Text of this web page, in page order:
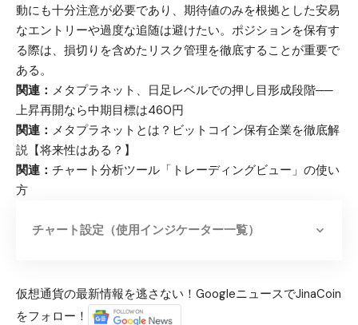
動にも十分注意が必要であり、期待値のみを根拠とした安易
なエントリーや過度な追随は避けたい。ポジションを保有す
る際は、損切りを含めたリスク管理を徹底することが重要で
ある。
関連： メタプラネット、日足レベルでの押し目形成段階──
上昇再開なら中期目標は460円
関連： メタプラネットとは？ビットコイン保有企業を徹底解
説【将来性はある？】
関連： チャート分析ツール「トレーディングビュー」の使い
方
チャート設定（使用インジケーター一覧）
仮想通貨の最新情報を逃さない！GoogleニュースでJinaCoin
をフォロー！